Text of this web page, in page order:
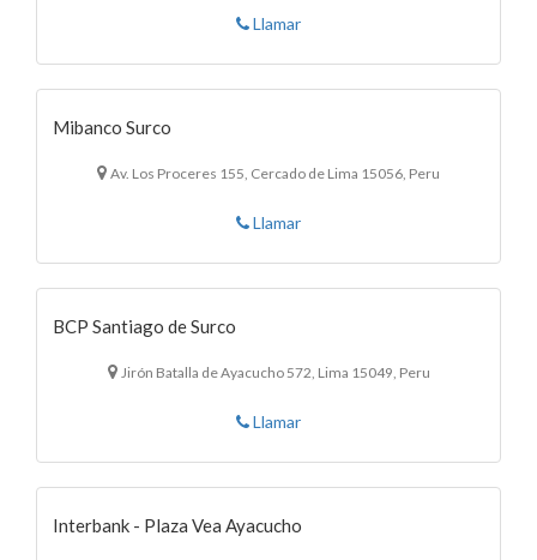
Llamar
Mibanco Surco
Av. Los Proceres 155, Cercado de Lima 15056, Peru
Llamar
BCP Santiago de Surco
Jirón Batalla de Ayacucho 572, Lima 15049, Peru
Llamar
Interbank - Plaza Vea Ayacucho